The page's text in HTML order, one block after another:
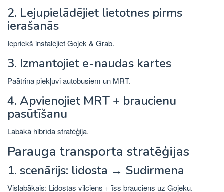
2. Lejupielādējiet lietotnes pirms
ierašanās
Iepriekš instalējiet Gojek & Grab.
3. Izmantojiet e-naudas kartes
Paātrina piekļuvi autobusiem un MRT.
4. Apvienojiet MRT + braucienu
pasūtīšanu
Labākā hibrīda stratēģija.
Parauga transporta stratēģijas
1. scenārijs: lidosta → Sudirmena
Vislabākais: Lidostas vilciens + īss brauciens uz Gojeku.